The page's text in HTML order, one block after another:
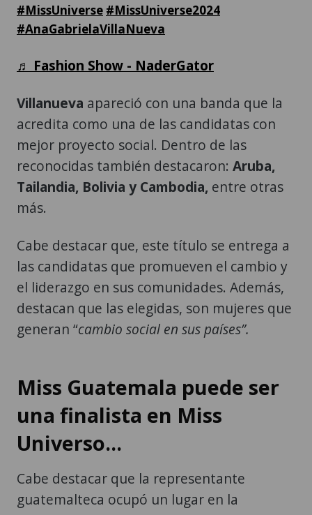
#MissUniverse #MissUniverse2024
#AnaGabrielaVillaNueva
♬ Fashion Show - NaderGator
Villanueva apareció con una banda que la
acredita como una de las candidatas con
mejor proyecto social. Dentro de las
reconocidas también destacaron: Aruba,
Tailandia, Bolivia y Cambodia, entre otras
más.
Cabe destacar que, este título se entrega a
las candidatas que promueven el cambio y
el liderazgo en sus comunidades. Además,
destacan que las elegidas, son mujeres que
generan “cambio social en sus países”.
Miss Guatemala puede ser
una finalista en Miss
Universo...
Cabe destacar que la representante
guatemalteca ocupó un lugar en la